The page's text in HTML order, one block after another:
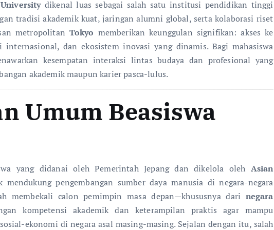
dikenal luas sebagai salah satu institusi pendidikan tinggi
tradisi akademik kuat, jaringan alumni global, serta kolaborasi riset
metropolitan Tokyo memberikan keunggulan signifikan: akses ke
dan ekosistem inovasi yang dinamis. Bagi mahasiswa
kesempatan interaksi lintas budaya dan profesional yang
akademik maupun karier pasca-lulus.
Umum Beasiswa
yang didanai oleh Pemerintah Jepang dan dikelola oleh Asian
mendukung pengembangan sumber daya manusia di negara-negara
membekali calon pemimpin masa depan—khususnya dari negara
kompetensi akademik dan keterampilan praktis agar mampu
ekonomi di negara asal masing-masing. Sejalan dengan itu, salah